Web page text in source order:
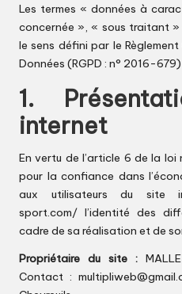
Les termes « données à
concernée », « sous traitant
le sens défini par le
Données (RGPD : n° 2016-679)
1.
internet
En vertu de l’article 6 de la
pour la confiance dans
aux utilisateurs du site
sport.com/ l’identité des
cadre de sa réalisation et de
Propriétaire du site :
Contact :